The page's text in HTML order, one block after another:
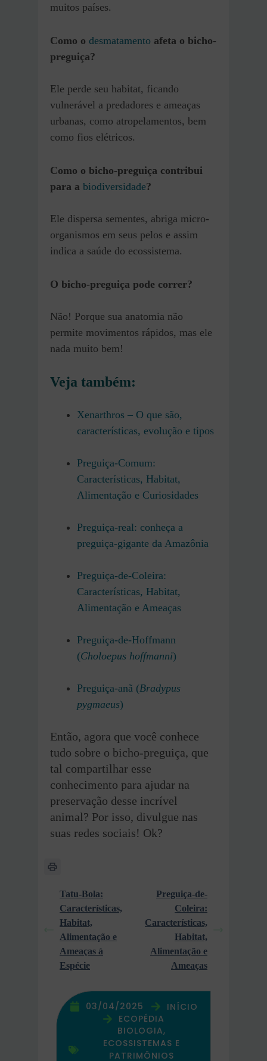
muitos países.
Como o desmatamento afeta o bicho-
preguiça?
Ele perde seu habitat, ficando
vulnerável a predadores e ameaças
urbanas, como atropelamentos, bem
como fios elétricos.
Como o bicho-preguiça contribui
para a biodiversidade?
Ele dispersa sementes, abriga micro-
organismos em seus pelos e assim
indica a saúde do ecossistema.
O bicho-preguiça pode correr?
Não! Porque sua anatomia não
permite movimentos rápidos, mas ele
nada muito bem!
Veja também:
Xenarthros – O que são,
características, evolução e tipos
Preguiça-Comum:
Características, Habitat,
Alimentação e Curiosidades
Preguiça-real: conheça a
preguiça-gigante da Amazônia
Preguiça-de-Coleira:
Características, Habitat,
Alimentação e Ameaças
Preguiça-de-Hoffmann
(Choloepus hoffmanni)
Preguiça-anã (Bradypus
pygmaeus)
Então, agora que você conhece
tudo sobre o bicho-preguiça, que
tal compartilhar esse
conhecimento para ajudar na
preservação desse incrível
animal? Por isso, divulgue nas
suas redes sociais! Ok?
Tatu-Bola:
Características,
Habitat,
Alimentação e
Ameaças à
Espécie
Preguiça-de-
Coleira:
Características,
Habitat,
Alimentação e
Ameaças
03/04/2025
INÍCIO
ECOPÉDIA
BIOLOGIA,
ECOSSISTEMAS E
PATRIMÔNIOS